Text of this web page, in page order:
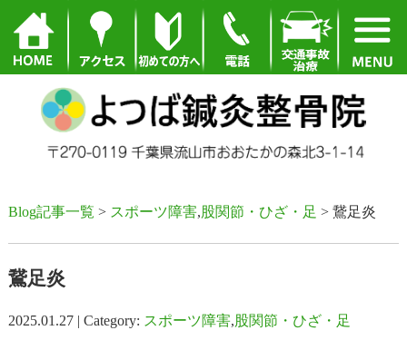
Blog記事一覧 > スポーツ障害,股関節・ひざ・足 > 鵞足炎
鵞足炎
2025.01.27 | Category: スポーツ障害,股関節・ひざ・足